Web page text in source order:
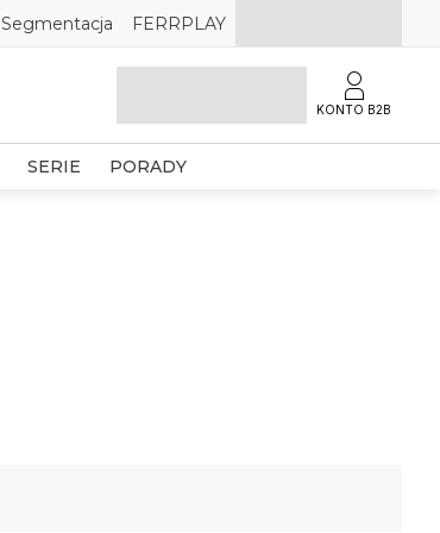
Segmentacja FERRPLAY
KONTO B2B
SERIE PORADY